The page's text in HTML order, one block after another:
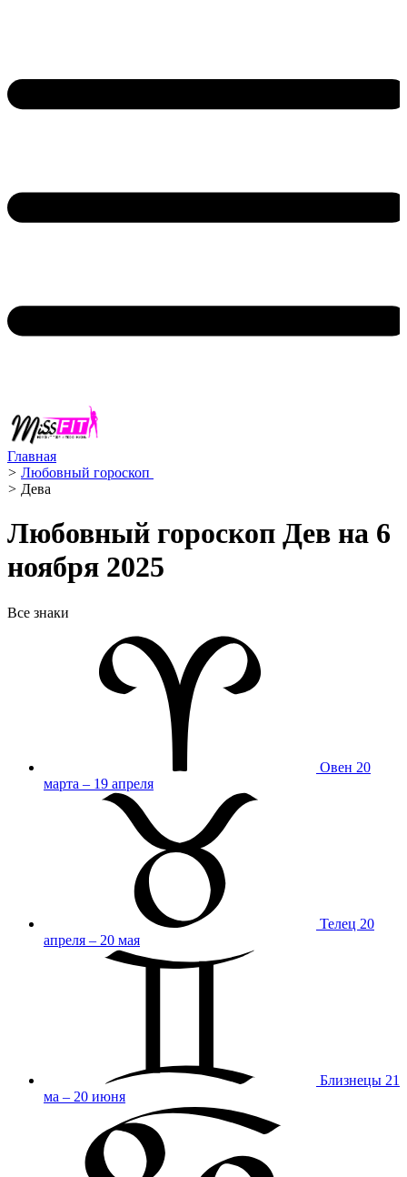
Главная
> Любовный гороскоп ️
> Дева ️
Любовный гороскоп Дев на 6
ноября 2025
Все знаки
Овен 20
марта – 19 апреля
Телец 20
апреля – 20 мая
Близнецы 21
ма – 20 июня